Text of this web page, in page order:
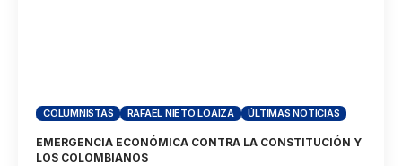
COLUMNISTAS RAFAEL NIETO LOAIZA ÚLTIMAS NOTICIAS
EMERGENCIA ECONÓMICA CONTRA LA CONSTITUCIÓN Y
LOS COLOMBIANOS